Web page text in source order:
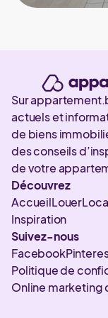
Sur
actuels et
de biens
des conseils
de votre
Découvrez
AccueilLouer
Inspiration
Suivez-nous
Facebook
Politique de
Online marketing